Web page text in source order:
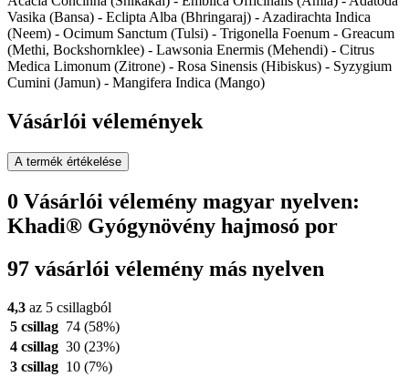
Vasika (Bansa) - Eclipta Alba (Bhringaraj) - Azadirachta Indica
(Neem) - Ocimum Sanctum (Tulsi) - Trigonella Foenum - Greacum
(Methi, Bockshornklee) - Lawsonia Enermis (Mehendi) - Citrus
Medica Limonum (Zitrone) - Rosa Sinensis (Hibiskus) - Syzygium
Cumini (Jamun) - Mangifera Indica (Mango)
Vásárlói vélemények
A termék értékelése
0 Vásárlói vélemény magyar nyelven:
Khadi® Gyógynövény hajmosó por
97 vásárlói vélemény más nyelven
4,3 az 5 csillagból
5 csillag 74 (58%)
4 csillag 30 (23%)
3 csillag 10 (7%)